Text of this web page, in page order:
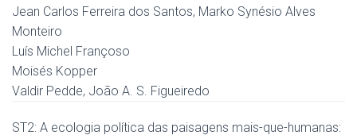
Jean Carlos Ferreira dos Santos, Marko Synésio Alves
Monteiro
Luís Michel Françoso
Moisés Kopper
Valdir Pedde, João A. S. Figueiredo
ST2: A ecologia política das paisagens mais-que-humanas: